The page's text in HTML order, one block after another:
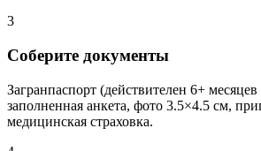
3
Соберите документы
Загранпаспорт (действителен 6+
заполненная анкета, фото 3.5×4.5 см,
медицинская страховка.